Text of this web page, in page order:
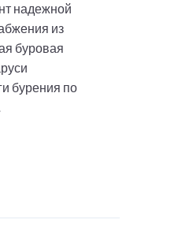
надежной
из
буровая
бурения по